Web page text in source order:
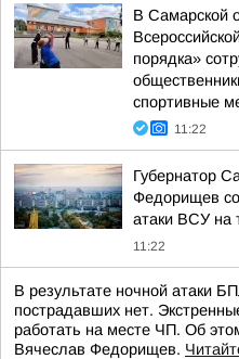
В Самарской
порядка»
спортивные
11:22
Губернатор
Федорищев
атаки ВСУ на
11:22
В результате ночной атаки
пострадавших нет.
работать на месте ЧП. Об
Вячеслав Федорищев.